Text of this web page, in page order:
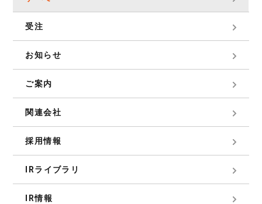
受注
お知らせ
ご案内
関連会社
採用情報
IRライブラリ
IR情報